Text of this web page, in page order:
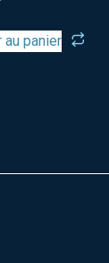
au panier